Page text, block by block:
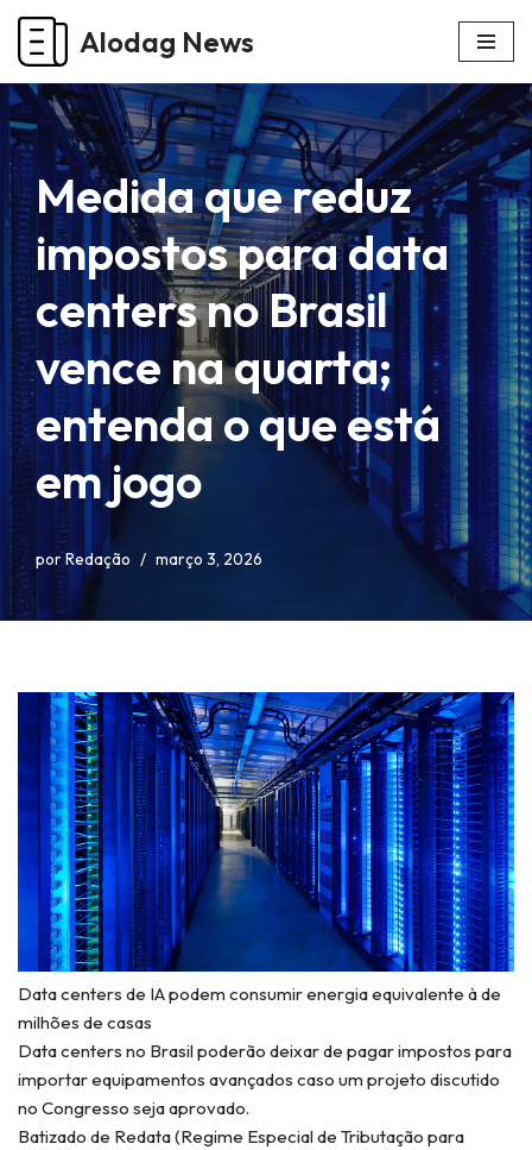
Pular
para
o
conteúdo
Alodag News
Medida que reduz
impostos para data
centers no Brasil
vence na quarta;
entenda o que está
em jogo
porRedação março 3, 2026
Data centers de IA podem consumir energia equivalente à de
milhões de casas
Data centers no Brasil poderão deixar de pagar impostos para
importar equipamentos avançados caso um projeto discutido
no Congresso seja aprovado.
Batizado de Redata (Regime Especial de Tributação para